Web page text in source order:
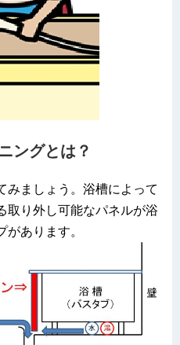
ングとは？
みましょう。浴槽によって
取り外し可能なパネルが浴
あります。